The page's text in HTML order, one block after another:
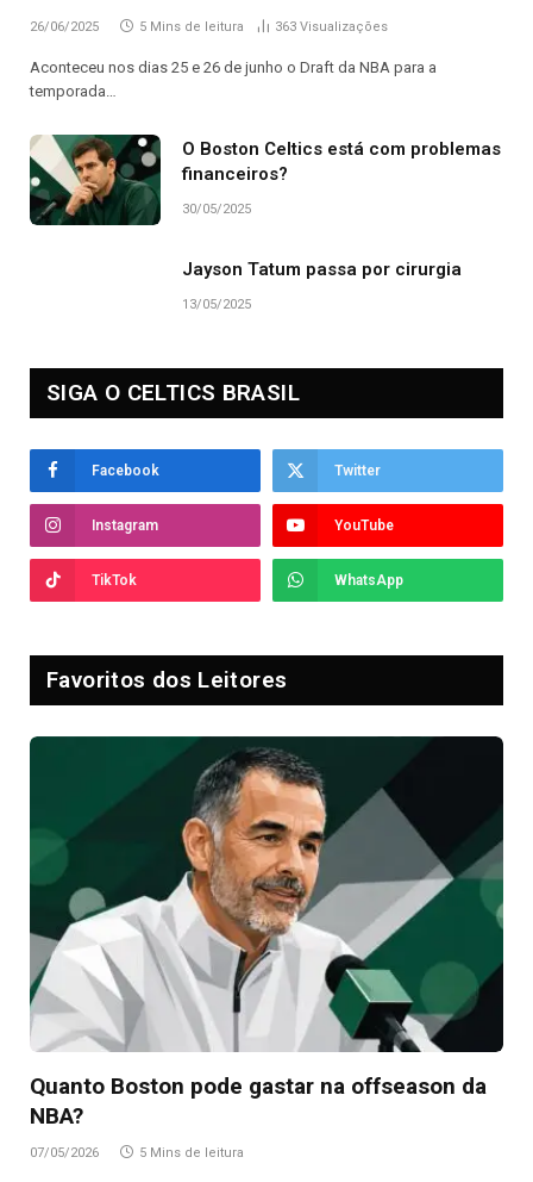
26/06/2025 5 Mins de leitura 363 Visualizações
Aconteceu nos dias 25 e 26 de junho o Draft da NBA para a
temporada…
O Boston Celtics está com problemas
financeiros?
30/05/2025
Jayson Tatum passa por cirurgia
13/05/2025
SIGA O CELTICS BRASIL
Facebook Twitter
Instagram YouTube
TikTok WhatsApp
Favoritos dos Leitores
Quanto Boston pode gastar na offseason da
NBA?
07/05/2026 5 Mins de leitura